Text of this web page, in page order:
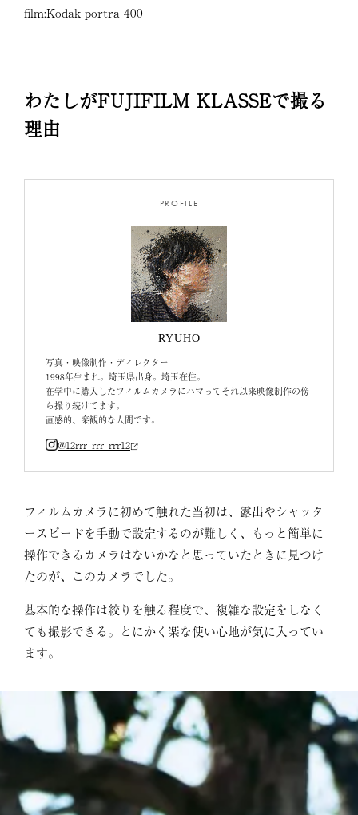
film:Kodak portra 400
わたしがFUJIFILM KLASSEで撮る
理由
PROFILE
RYUHO
写真・映像制作・ディレクター
1998年生まれ。埼玉県出身。埼玉在住。
在学中に購入したフィルムカメラにハマってそれ以来映像制作の傍
ら撮り続けてます。
直感的、楽観的な人間です。
@12rrr_rrr_rrr12
フィルムカメラに初めて触れた当初は、露出やシャッタ
ースピードを手動で設定するのが難しく、もっと簡単に
操作できるカメラはないかなと思っていたときに見つけ
たのが、このカメラでした。
基本的な操作は絞りを触る程度で、複雑な設定をしなく
ても撮影できる。とにかく楽な使い心地が気に入ってい
ます。